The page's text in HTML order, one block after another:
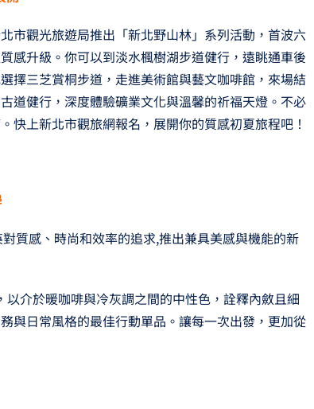
市觀光旅遊局推出「新北野山林」系列活動，首波六
感升級。你可以到淡水楓樹湖步道健行，遠眺通車後
擇三芝賞桐步道，走進美術館與藝文咖啡館，來場結
道健行，深度體驗礦業文化與溫馨的祈福天燈。不必
快上新北市觀旅網報名，展開你的質感初夏旅程吧！
質感、時尚和效率的追求,推出兼具美感與機能的新
介於暖咖啡與冷灰調之間的中性色，詮釋內斂且細
與日常風格的最佳行動單品。讓每一次出發，更加從